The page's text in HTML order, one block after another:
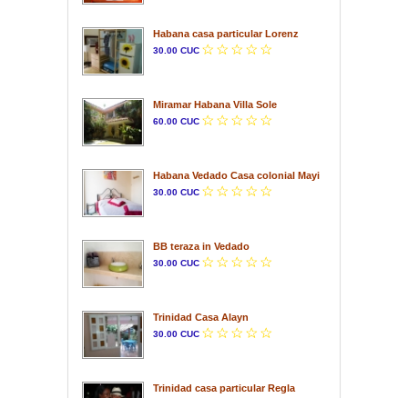
Habana casa particular Lorenz
30.00 CUC
Miramar Habana Villa Sole
60.00 CUC
Habana Vedado Casa colonial Mayi
30.00 CUC
BB teraza in Vedado
30.00 CUC
Trinidad Casa Alayn
30.00 CUC
Trinidad casa particular Regla